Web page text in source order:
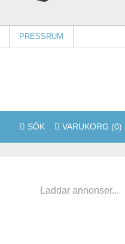
PRESSRUM
SÖK VARUKORG (0)
Laddar annonser...